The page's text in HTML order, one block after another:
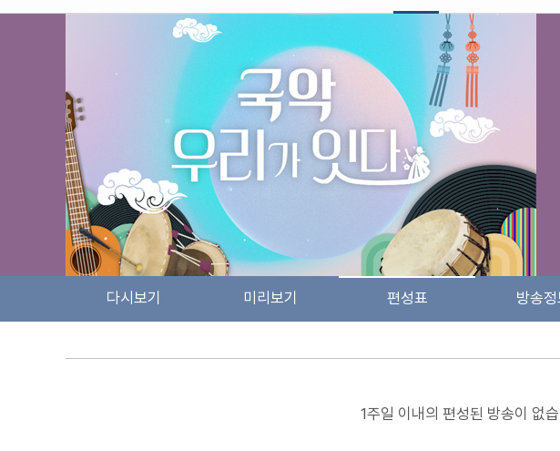
다시보기 미리보기 편성표 방송정
1주일 이내의 편성된 방송이 없